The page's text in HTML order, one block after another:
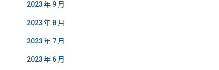
2023 年 9 月
2023 年 8 月
2023 年 7 月
2023 年 6 月